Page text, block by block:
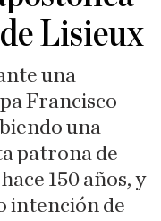
Lisieux
una
Francisco
una
patrona de
150 años, y
intención de